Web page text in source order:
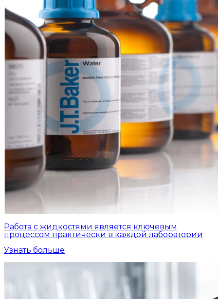
Работа с жидкостями является ключевым
процессом практически в каждой лаборатории
Узнать больше